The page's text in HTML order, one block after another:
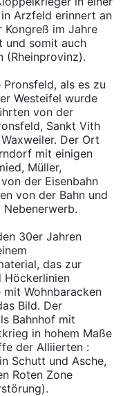
Arzfeld erinnert an
Kongreß im Jahre
und somit auch
(Rheinprovinz).
als es zu
Westeifel wurde
von der
Sankt Vith
Der Ort
mit einigen
Müller,
der Eisenbahn
von der Bahn und
30er Jahren
das zur
Höckerlinien
Wohnbaracken
Bild. Der
Bahnhof mit
in hohem Maße
der Alliierten :
Schutt und Asche,
Roten Zone